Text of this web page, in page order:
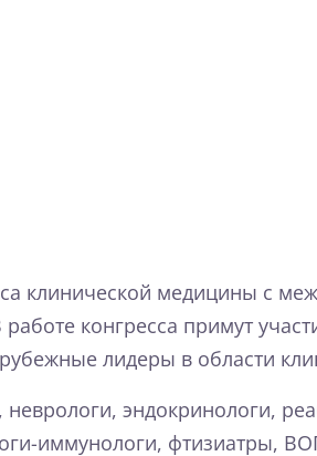
клинической медицины с
конгресса примут
лидеры в области
эндокринологи,
иммунологи, фтизиатры,